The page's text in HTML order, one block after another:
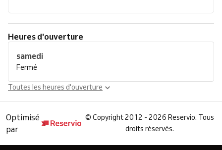
Heures d'ouverture
samedi
Fermé
Toutes les heures d'ouverture
Optimisé
par
© Copyright 2012 - 2026 Reservio. Tous
droits réservés.